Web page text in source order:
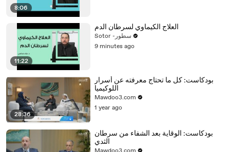
8:06
11:22
العلاج الكيماوي لسرطان الدم
Sotor -سطور
9 minutes ago
28:36
بودكاست: كل ما تحتاج معرفته عن أسرار
اللوكيميا
Mawdoo3.com
1 year ago
بودكاست: الوقاية بعد الشفاء من سرطان
الثدي